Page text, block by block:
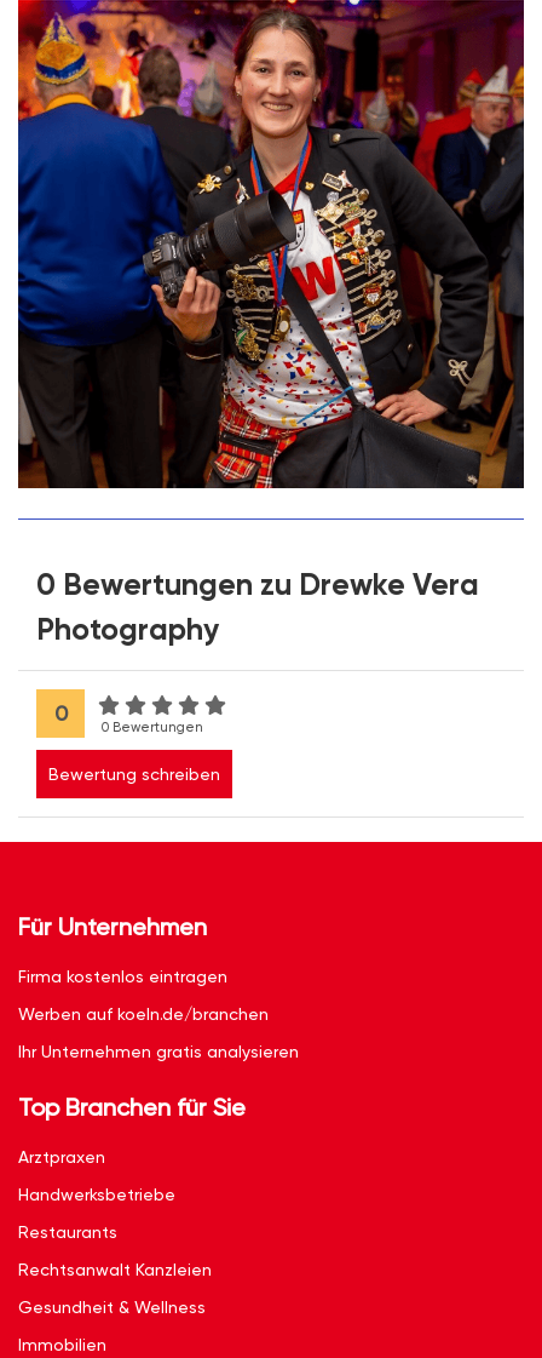
0 Bewertungen zu Drewke Vera
Photography
0
0 Bewertungen
Bewertung schreiben
Für Unternehmen
Firma kostenlos eintragen
Werben auf koeln.de/branchen
Ihr Unternehmen gratis analysieren
Top Branchen für Sie
Arztpraxen
Handwerksbetriebe
Restaurants
Rechtsanwalt Kanzleien
Gesundheit & Wellness
Immobilien